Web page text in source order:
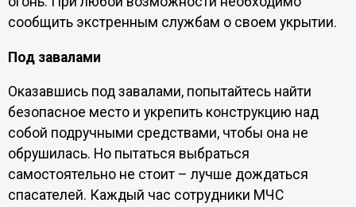
сообщить экстренным службам о своем укрытии.
Под завалами
Оказавшись под завалами, попытайтесь найти
безопасное место и укрепить конструкцию над
собой подручными средствами, чтобы она не
обрушилась. Но пытаться выбраться
самостоятельно не стоит – лучше дождаться
спасателей. Каждый час сотрудники МЧС